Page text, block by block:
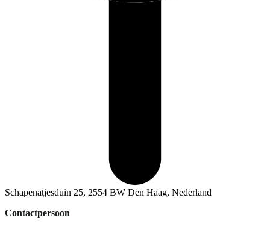
Schapenatjesduin 25, 2554 BW Den Haag, Nederland
Contactpersoon